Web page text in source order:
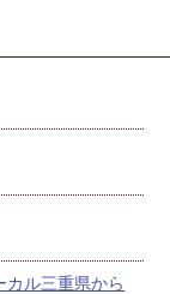
ル三重県から